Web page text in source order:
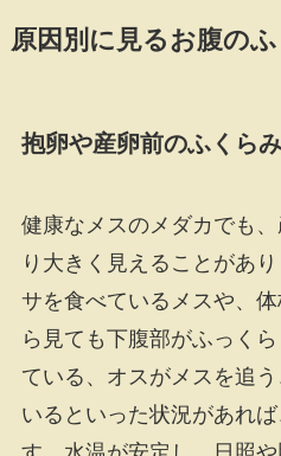
原因別に見るお腹の
抱卵や産卵前のふくらみ
健康なメスのメダカでも
り大きく見えることがあ
サを食べているメスや、
ら見ても下腹部がふっく
ている、オスがメスを追
いるといった状況があれ